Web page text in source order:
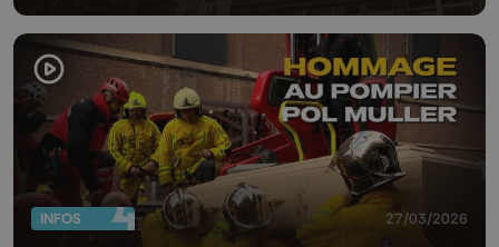
INFOS 27/03/2026